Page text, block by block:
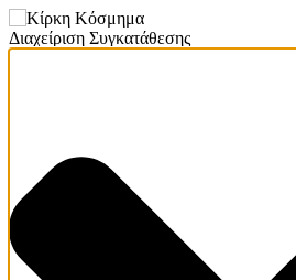
Διαχείριση Συγκατάθεσης